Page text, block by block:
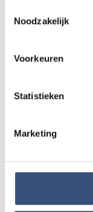
Noodzakelijk
Voorkeuren
Statistieken
Marketing